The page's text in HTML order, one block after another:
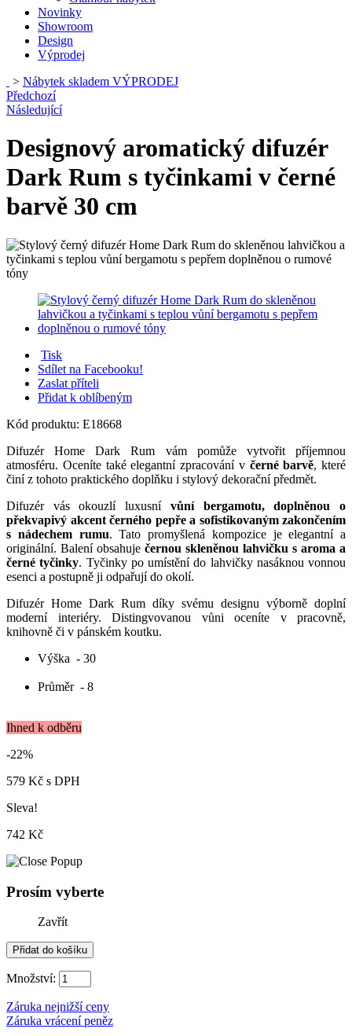
Novinky
Showroom
Design
Výprodej
> Nábytek skladem VÝPRODEJ
Předchozí
Následující
Designový aromatický difuzér
Dark Rum s tyčinkami v černé
barvě 30 cm
Tisk
Sdílet na Facebooku!
Zaslat příteli
Přidat k oblíbeným
Kód produktu: E18668
Difuzér Home Dark Rum vám pomůže vytvořit příjemnou
atmosféru. Oceníte také elegantní zpracování v černé barvě, které
činí z tohoto praktického doplňku i stylový dekorační předmět.
Difuzér vás okouzlí luxusní vůní bergamotu, doplněnou o
překvapivý akcent černého pepře a sofistikovaným zakončením
s nádechem rumu. Tato promyšlená kompozice je elegantní a
originální. Balení obsahuje černou skleněnou lahvičku s aroma a
černé tyčinky. Tyčinky po umístění do lahvičky nasáknou vonnou
esenci a postupně ji odpařují do okolí.
Difuzér Home Dark Rum díky svému designu výborně doplní
moderní interiéry. Distingvovanou vůni oceníte v pracovně,
knihovně či v pánském koutku.
Výška - 30
Průměr- 8
Ihned k odběru
-22%
579 Kč s DPH
Sleva!
742 Kč
Prosím vyberte
Zavřít
Množství:
Záruka nejnižší ceny
Záruka vrácení peněz